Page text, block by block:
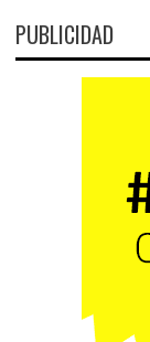
PUBLICIDAD